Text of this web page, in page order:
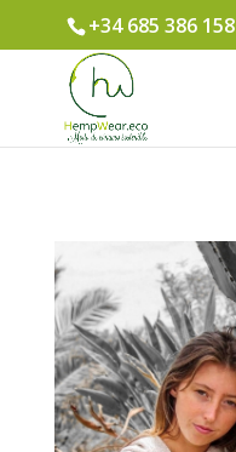
+34 685 386 158
Búsqueda
productos